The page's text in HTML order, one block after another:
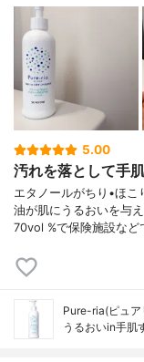
5.00
汚れを落として手
エタノールがちり•ほ
油が肌にうるおいを与
70vol %で保険施設な
Pure-ria(ピュア
うるおいin手肌